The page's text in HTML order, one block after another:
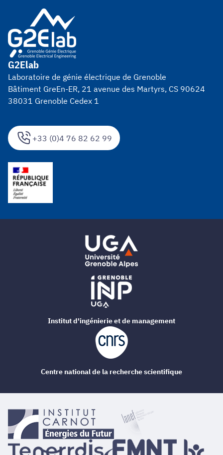
+33 (0)4 76 82 62 99
G2Elab
Laboratoire de génie électrique de Grenoble
Bâtiment GreEn-ER, 21 avenue des Martyrs, CS 90624
38031 Grenoble Cedex 1
Institut d'ingénierie et de management
Centre national de la recherche scientifique